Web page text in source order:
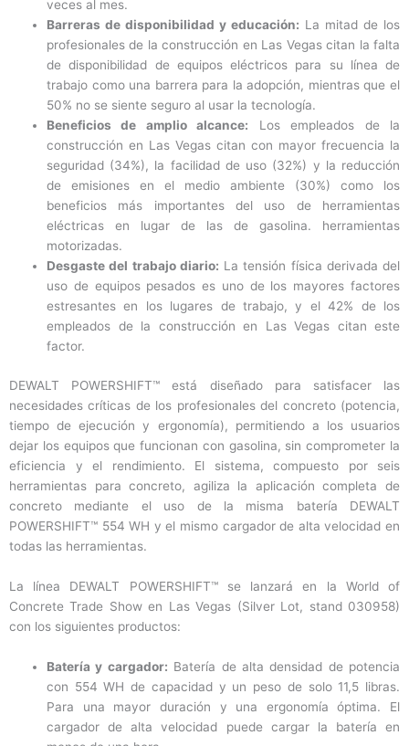
veces al mes.
Barreras de disponibilidad y educación: La mitad de los
profesionales de la construcción en Las Vegas citan la falta
de disponibilidad de equipos eléctricos para su línea de
trabajo como una barrera para la adopción, mientras que el
50% no se siente seguro al usar la tecnología.
Beneficios de amplio alcance: Los empleados de la
construcción en Las Vegas citan con mayor frecuencia la
seguridad (34%), la facilidad de uso (32%) y la reducción
de emisiones en el medio ambiente (30%) como los
beneficios más importantes del uso de herramientas
eléctricas en lugar de las de gasolina. herramientas
motorizadas.
Desgaste del trabajo diario: La tensión física derivada del
uso de equipos pesados ​​es uno de los mayores factores
estresantes en los lugares de trabajo, y el 42% de los
empleados de la construcción en Las Vegas citan este
factor.
DEWALT POWERSHIFT™ está diseñado para satisfacer las
necesidades críticas de los profesionales del concreto (potencia,
tiempo de ejecución y ergonomía), permitiendo a los usuarios
dejar los equipos que funcionan con gasolina, sin comprometer la
eficiencia y el rendimiento. El sistema, compuesto por seis
herramientas para concreto, agiliza la aplicación completa de
concreto mediante el uso de la misma batería DEWALT
POWERSHIFT™ 554 WH y el mismo cargador de alta velocidad en
todas las herramientas.
La línea DEWALT POWERSHIFT™ se lanzará en la World of
Concrete Trade Show en Las Vegas (Silver Lot, stand 030958)
con los siguientes productos:
Batería y cargador: Batería de alta densidad de potencia
con 554 WH de capacidad y un peso de solo 11,5 libras.
Para una mayor duración y una ergonomía óptima. El
cargador de alta velocidad puede cargar la batería en